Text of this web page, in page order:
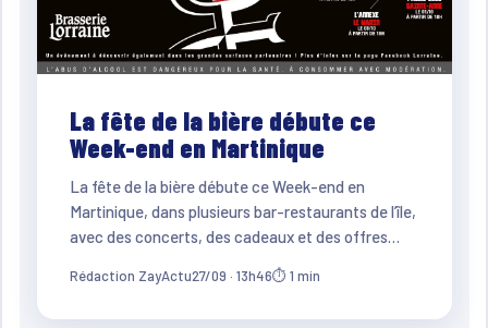
La fête de la bière débute ce
Week-end en Martinique
La fête de la bière débute ce Week-end en
Martinique, dans plusieurs bar-restaurants de l’île,
avec des concerts, des cadeaux et des offres…
Rédaction ZayActu27/09 · 13h46⏱ 1 min